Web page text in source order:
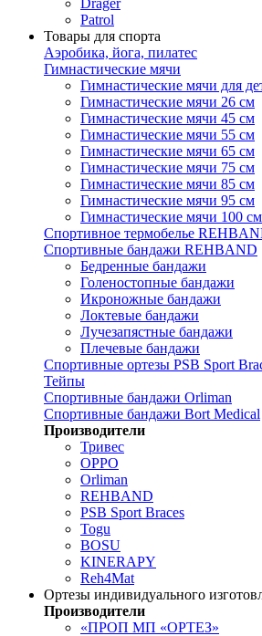
Drager
Patrol
Товары для спорта
Аэробика, йога, пилатес
Гимнастические мячи
Гимнастические мячи для
Гимнастические мячи 26 см
Гимнастические мячи 45 см
Гимнастические мячи 55 см
Гимнастические мячи 65 см
Гимнастические мячи 75 см
Гимнастические мячи 85 см
Гимнастические мячи 95 см
Гимнастические мячи 100 см
Спортивное термобелье
Спортивные бандажи REHBAND
Бедренные бандажи
Голеностопные бандажи
Икроножные бандажи
Локтевые бандажи
Лучезапястные бандажи
Плечевые бандажи
Спортивные ортезы PSB Sport
Тейпы
Спортивные бандажи Orliman
Спортивные бандажи Bort Medical
Производители
Тривес
OPPO
Orliman
REHBAND
PSB Sport Braces
Togu
BOSU
KINERAPY
Reh4Mat
Ортезы индивидуального
Производители
«ПРОП МП «ОРТЕЗ»